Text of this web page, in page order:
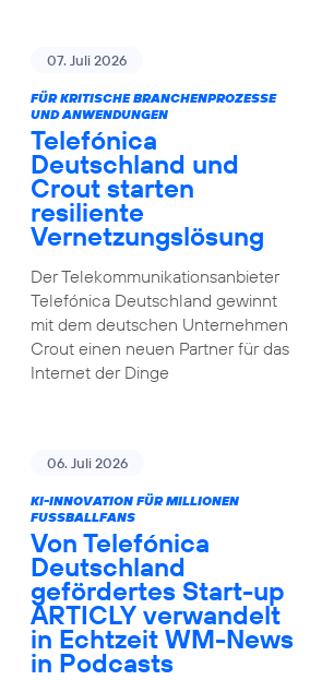
07. Juli 2026
FÜR KRITISCHE BRANCHENPROZESSE
UND ANWENDUNGEN
Telefónica
Deutschland und
Crout starten
resiliente
Vernetzungslösung
Der Telekommunikationsanbieter
Telefónica Deutschland gewinnt
mit dem deutschen Unternehmen
Crout einen neuen Partner für das
Internet der Dinge
06. Juli 2026
KI-INNOVATION FÜR MILLIONEN
FUSSBALLFANS
Von Telefónica
Deutschland
gefördertes Start-up
ARTICLY verwandelt
in Echtzeit WM-News
in Podcasts